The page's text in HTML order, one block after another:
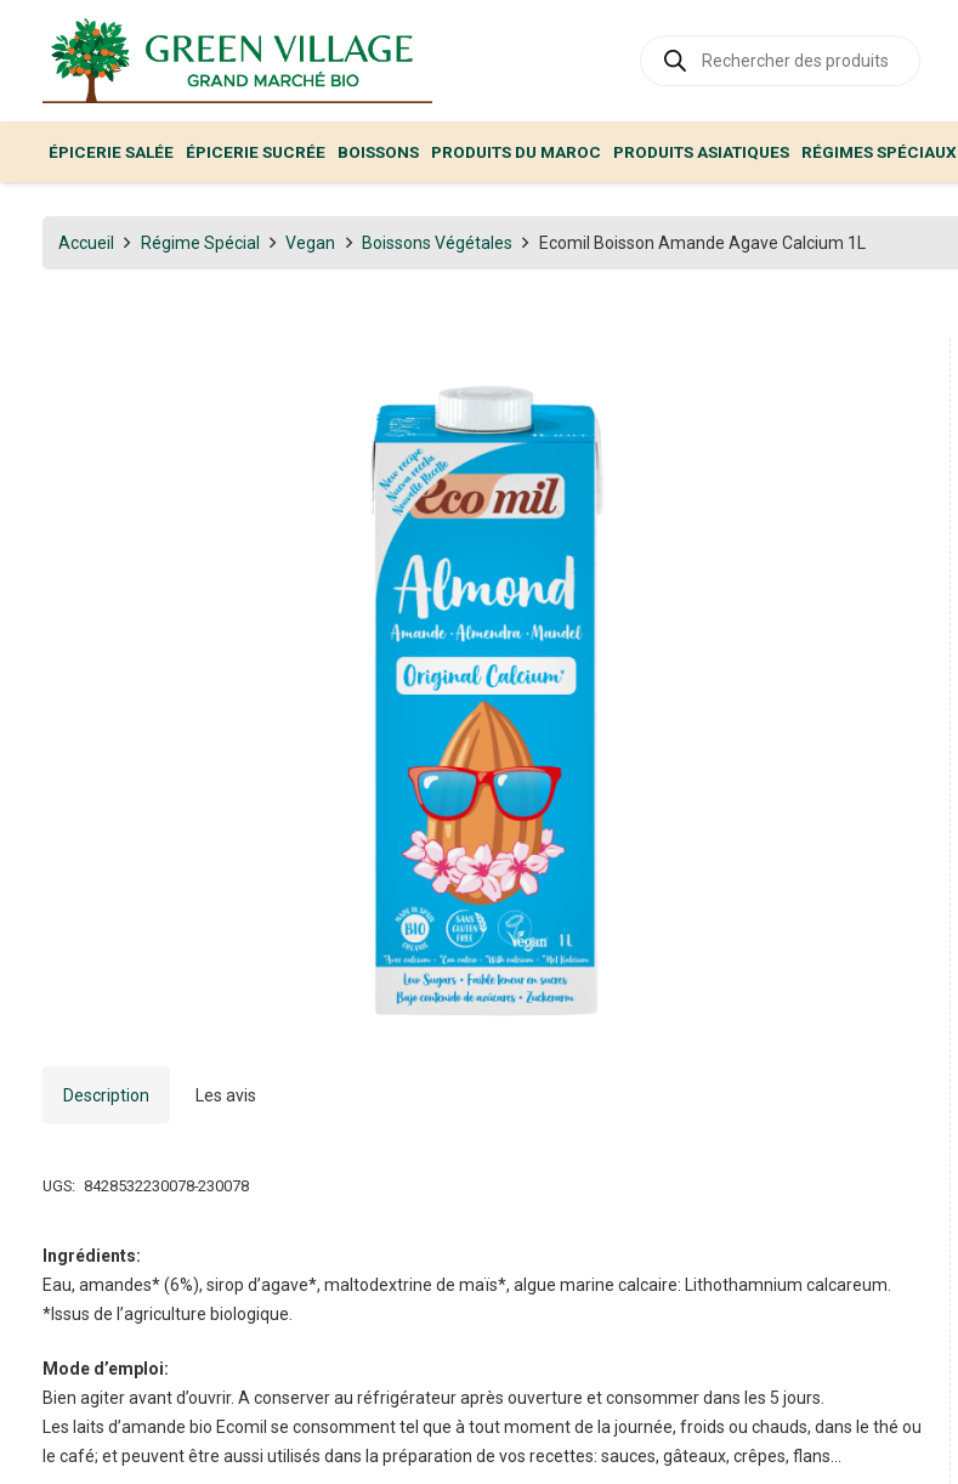
produits
ÉPICERIE SALÉE ÉPICERIE SUCRÉE BOISSONS PRODUITS DU MAROC PRODUITS ASIATIQUES RÉGIMES SPÉCIAUX
Accueil Régime Spécial Vegan Boissons Végétales Ecomil Boisson Amande Agave Calcium 1L
Description Les avis
UGS: 8428532230078-230078
Ingrédients:
Eau, amandes* (6%), sirop d’agave*, maltodextrine de maïs*, algue marine calcaire: Lithothamnium calcareum.
*Issus de l’agriculture biologique.
Mode d’emploi:
Bien agiter avant d’ouvrir. A conserver au réfrigérateur après ouverture et consommer dans les 5 jours.
Les laits d’amande bio Ecomil se consomment tel que à tout moment de la journée, froids ou chauds, dans le thé ou
le café; et peuvent être aussi utilisés dans la préparation de vos recettes: sauces, gâteaux, crêpes, flans…